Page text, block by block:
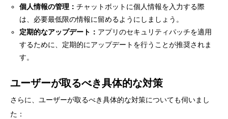
個人情報の管理：チャットボットに個人情報を入力する際
は、必要最低限の情報に留めるようにしましょう。
定期的なアップデート： アプリのセキュリティパッチを適用
するために、定期的にアップデートを行うことが推奨されま
す。
ユーザーが取るべき具体的な対策
さらに、ユーザーが取るべき具体的な対策についても伺いまし
た：